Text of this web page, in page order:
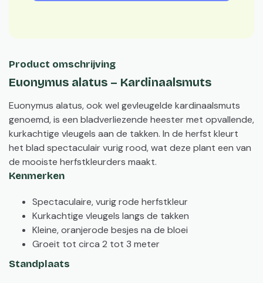
Product omschrijving
Euonymus alatus – Kardinaalsmuts
Euonymus alatus, ook wel gevleugelde kardinaalsmuts
genoemd, is een bladverliezende heester met opvallende,
kurkachtige vleugels aan de takken. In de herfst kleurt
het blad spectaculair vurig rood, wat deze plant een van
de mooiste herfstkleurders maakt.
Kenmerken
Spectaculaire, vurig rode herfstkleur
Kurkachtige vleugels langs de takken
Kleine, oranjerode besjes na de bloei
Groeit tot circa 2 tot 3 meter
Standplaats